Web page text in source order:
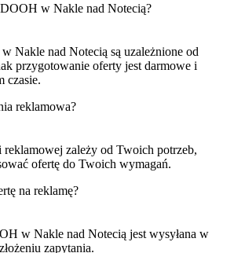
w Nakle nad Notecią?
Nakle nad Notecią są uzależnione od
przygotowanie oferty jest darmowe i
czasie.
reklamowa?
reklamowej zależy od Twoich potrzeb,
ofertę do Twoich wymagań.
na reklamę?
w Nakle nad Notecią jest wysyłana w
zapytania.